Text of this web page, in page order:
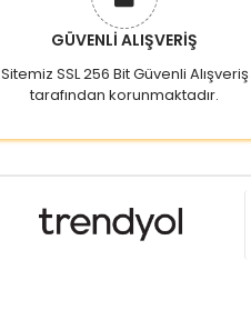
GÜVENLİ ALIŞVERİŞ
Sitemiz SSL 256 Bit Güvenli Alışveriş
tarafından korunmaktadır.